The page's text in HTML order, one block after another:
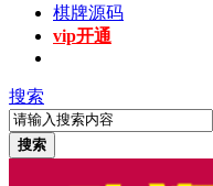
棋牌源码
vip开通
搜索
搜索